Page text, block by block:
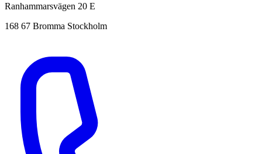
Ranhammarsvägen 20 E
168 67 Bromma Stockholm